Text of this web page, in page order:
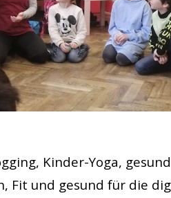
Kinder-Yoga,
Fit und gesund für die